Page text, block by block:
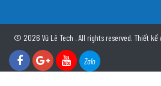
© 2026 Vũ Lê Tech . All rights reserved. Thiết kế
Zalo